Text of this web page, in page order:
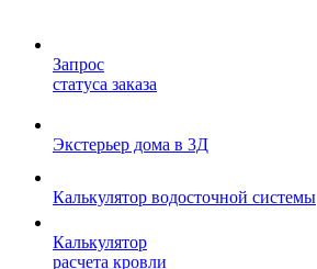
Запрос
статуса заказа
Экстерьер дома в 3Д
Калькулятор водосточной системы
Калькулятор
расчета кровли